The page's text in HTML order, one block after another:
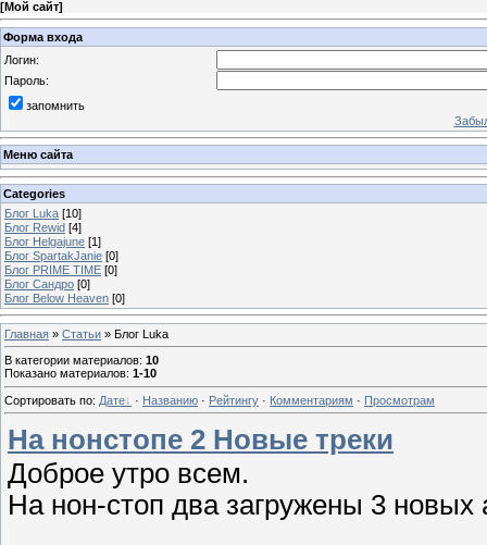
[Мой сайт]
Форма входа
Логин:
Пароль:
запомнить
Меню сайта
Categories
Блог Luka [10]
Блог Rewid [4]
Блог Helgajune [1]
Блог SpartakJanie [0]
Блог PRIME TIME [0]
Блог Сандро [0]
Блог Below Heaven [0]
Главная » Статьи » Блог Luka
В категории материалов: 10
Показано материалов: 1-10
Сортировать по: Дате · Названию · Рейтингу · Комментариям · Просмотрам
На нонстопе 2 Новые треки
Доброе утро всем.
На нон-стоп два загружены 3 новых